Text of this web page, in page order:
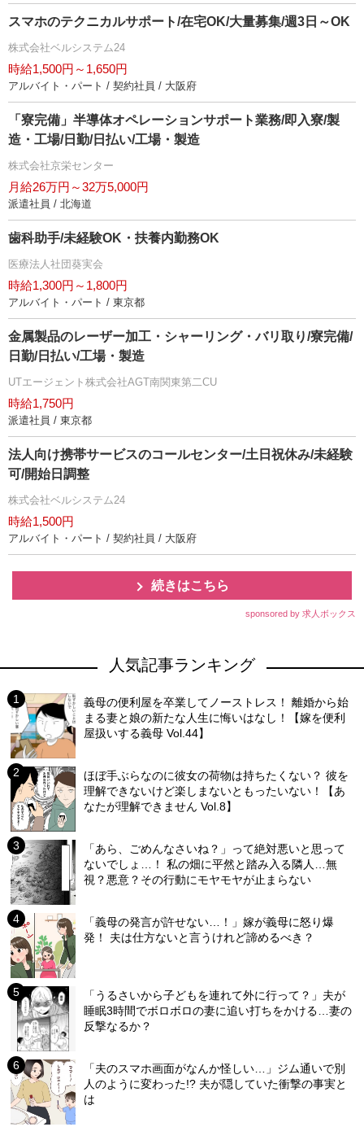
スマホのテクニカルサポート/在宅OK/大量募集/週3日～OK
株式会社ベルシステム24
時給1,500円～1,650円
アルバイト・パート / 契約社員 / 大阪府
「寮完備」半導体オペレーションサポート業務/即入寮/製
造・工場/日勤/日払い/工場・製造
株式会社京栄センター
月給26万円～32万5,000円
派遣社員 / 北海道
歯科助手/未経験OK・扶養内勤務OK
医療法人社団葵実会
時給1,300円～1,800円
アルバイト・パート / 東京都
金属製品のレーザー加工・シャーリング・バリ取り/寮完備/
日勤/日払い/工場・製造
UTエージェント株式会社AGT南関東第二CU
時給1,750円
派遣社員 / 東京都
法人向け携帯サービスのコールセンター/土日祝休み/未経験
可/開始日調整
株式会社ベルシステム24
時給1,500円
アルバイト・パート / 契約社員 / 大阪府
続きはこちら
sponsored by 求人ボックス
人気記事ランキング
義母の便利屋を卒業してノーストレス！ 離婚から始
まる妻と娘の新たな人生に悔いはなし！【嫁を便利
屋扱いする義母 Vol.44】
ほぼ手ぶらなのに彼女の荷物は持ちたくない？ 彼を
理解できないけど楽しまないともったいない！【あ
なたが理解できません Vol.8】
「あら、ごめんなさいね？」って絶対悪いと思って
ないでしょ…！ 私の畑に平然と踏み入る隣人…無
視？悪意？その行動にモヤモヤが止まらない
「義母の発言が許せない…！」嫁が義母に怒り爆
発！ 夫は仕方ないと言うけれど諦めるべき？
「うるさいから子どもを連れて外に行って？」夫が
睡眠3時間でボロボロの妻に追い打ちをかける…妻の
反撃なるか？
「夫のスマホ画面がなんか怪しい…」ジム通いで別
人のように変わった!? 夫が隠していた衝撃の事実と
は